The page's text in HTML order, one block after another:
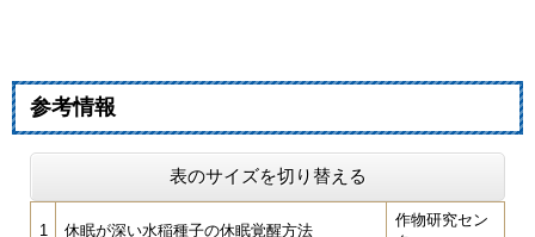
参考情報
表のサイズを切り替える
1 休眠が深い水稲種子の休眠覚醒方法
作物研究セン